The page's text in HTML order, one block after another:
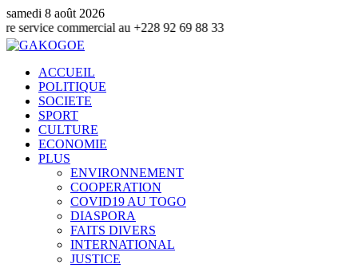
samedi 8 août 2026
au +228 92 69 88 33
ACCUEIL
POLITIQUE
SOCIETE
SPORT
CULTURE
ECONOMIE
PLUS
ENVIRONNEMENT
COOPERATION
COVID19 AU TOGO
DIASPORA
FAITS DIVERS
INTERNATIONAL
JUSTICE